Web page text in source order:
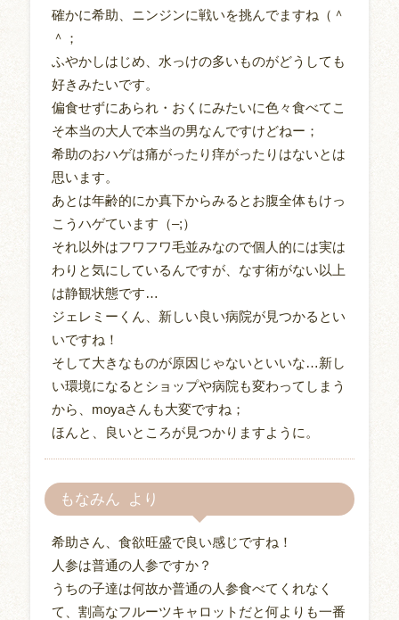
確かに希助、ニンジンに戦いを挑んでますね（＾
＾；
ふやかしはじめ、水っけの多いものがどうしても
好きみたいです。
偏食せずにあられ・おくにみたいに色々食べてこ
そ本当の大人で本当の男なんですけどねー；
希助のおハゲは痛がったり痒がったりはないとは
思います。
あとは年齢的にか真下からみるとお腹全体もけっ
こうハゲています（–;）
それ以外はフワフワ毛並みなので個人的には実は
わりと気にしているんですが、なす術がない以上
は静観状態です…
ジェレミーくん、新しい良い病院が見つかるとい
いですね！
そして大きなものが原因じゃないといいな…新し
い環境になるとショップや病院も変わってしまう
から、moyaさんも大変ですね；
ほんと、良いところが見つかりますように。
もなみん
希助さん、食欲旺盛で良い感じですね！
人参は普通の人参ですか？
うちの子達は何故か普通の人参食べてくれなく
て、割高なフルーツキャロットだと何よりも一番